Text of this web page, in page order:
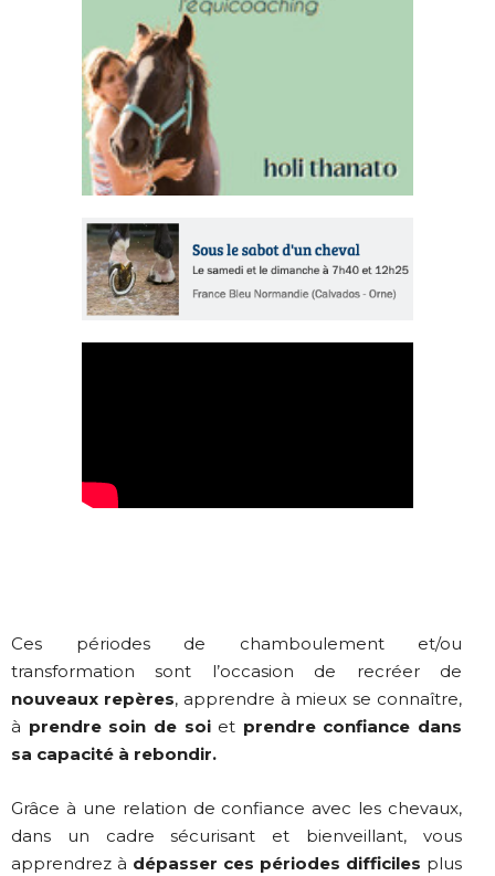
Ces périodes de chamboulement et/ou
transformation sont l’occasion de recréer de
nouveaux repères, apprendre à mieux se connaître,
à prendre soin de soiet prendre confiance dans
sa capacité à rebondir.
Grâce à une relation de confiance avec les chevaux,
dans un cadre sécurisant et bienveillant, vous
apprendrez à dépasser ces périodes difficiles plus